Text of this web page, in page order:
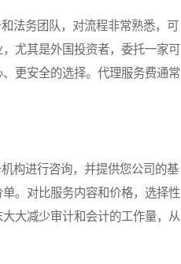
法务团队，对流程非常熟悉，可
尤其是外国投资者，委托一家可
更安全的选择。代理服务费通常
构进行咨询，并提供您公司的基
。对比服务内容和价格，选择性
大减少审计和会计的工作量，从